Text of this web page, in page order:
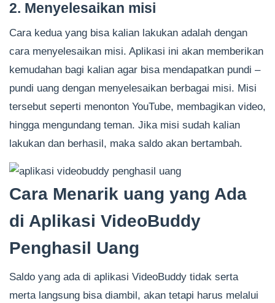
2. Menyelesaikan misi
Cara kedua yang bisa kalian lakukan adalah dengan
cara menyelesaikan misi. Aplikasi ini akan memberikan
kemudahan bagi kalian agar bisa mendapatkan pundi –
pundi uang dengan menyelesaikan berbagai misi. Misi
tersebut seperti menonton YouTube, membagikan video,
hingga mengundang teman. Jika misi sudah kalian
lakukan dan berhasil, maka saldo akan bertambah.
Cara Menarik uang yang Ada
di Aplikasi VideoBuddy
Penghasil Uang
Saldo yang ada di aplikasi VideoBuddy tidak serta
merta langsung bisa diambil, akan tetapi harus melalui